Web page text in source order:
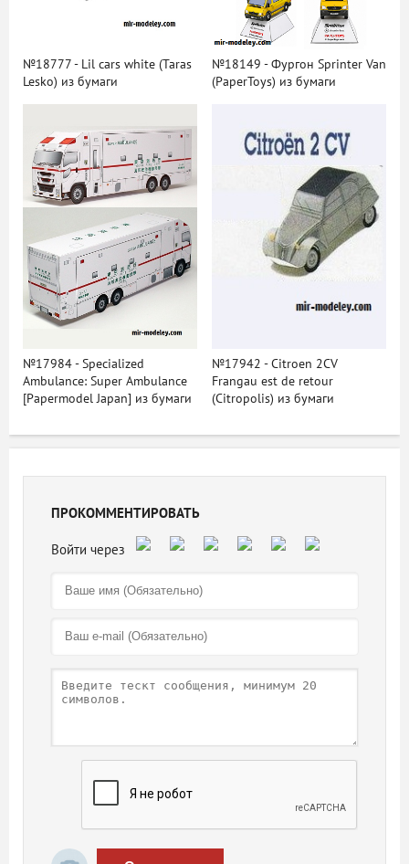
№18777 - Lil cars white (Taras
Lesko) из бумаги
№18149 - Фургон Sprinter Van
(PaperToys) из бумаги
№17984 - Specialized
Ambulance: Super Ambulance
[Papermodel Japan] из бумаги
№17942 - Citroen 2CV
Frangau est de retour
(Citropolis) из бумаги
ПРОКОММЕНТИРОВАТЬ